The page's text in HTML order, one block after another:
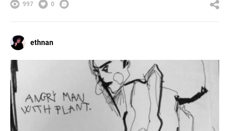
997 0
ethnan